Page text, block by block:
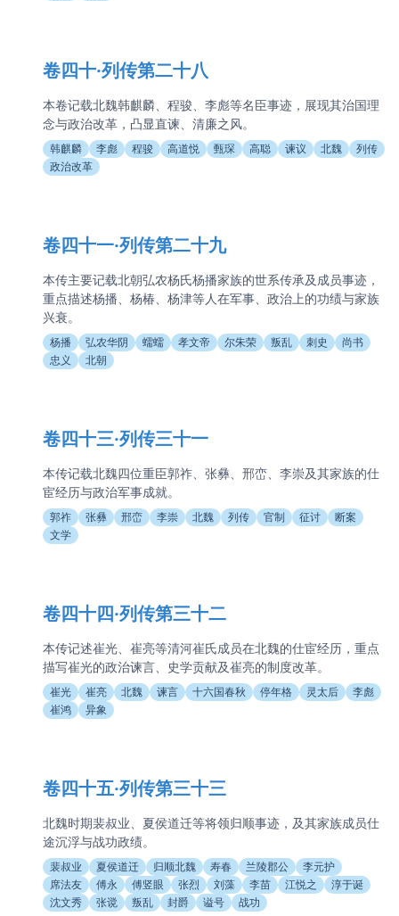
卷四十·列传第二十八
本卷记载北魏韩麒麟、程骏、李彪等名臣事迹，展现其治国理
念与政治改革，凸显直谏、清廉之风。
韩麒麟 李彪 程骏 高道悦 甄琛 高聪 谏议 北魏
列传
政治改革
卷四十一·列传第二十九
本传主要记载北朝弘农杨氏杨播家族的世系传承及成员事迹，
重点描述杨播、杨椿、杨津等人在军事、政治上的功绩与家族
兴衰。
杨播 弘农华阴 蠕蠕 孝文帝 尔朱荣 叛乱 刺史
尚书
忠义
北朝
卷四十三·列传三十一
本传记载北魏四位重臣郭祚、张彝、邢峦、李崇及其家族的仕
宦经历与政治军事成就。
郭祚 张彝 邢峦 李崇 北魏 列传 官制 征讨
断案
文学
卷四十四·列传第三十二
本传记述崔光、崔亮等清河崔氏成员在北魏的仕宦经历，重点
描写崔光的政治谏言、史学贡献及崔亮的制度改革。
崔光 崔亮 北魏 谏言 十六国春秋 停年格 灵太后
李彪
崔鸿
异象
卷四十五·列传第三十三
北魏时期裴叔业、夏侯道迁等将领归顺事迹，及其家族成员仕
途沉浮与战功政绩。
裴叔业 夏侯道迁 归顺北魏 寿春 兰陵郡公
李元护
席法友
傅永 傅竖眼 张烈 刘藻 李苗 江悦之
淳于诞
沈文秀
张谠 叛乱 封爵 谥号 战功